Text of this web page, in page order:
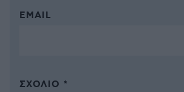
EMAIL
ΣΧΌΛΙΟ *